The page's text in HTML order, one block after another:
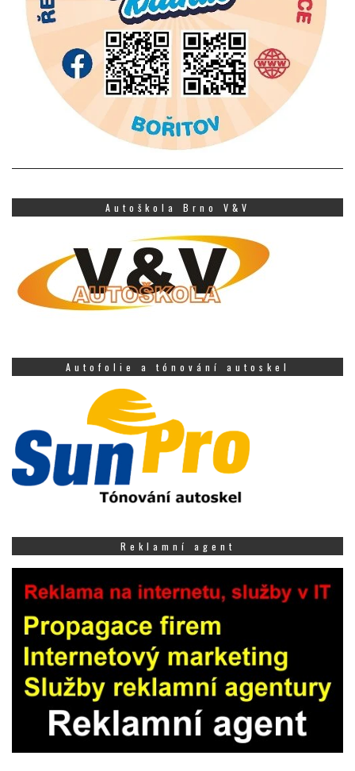
Autoškola Brno V&V
Autofolie a tónování autoskel
Reklamní agent